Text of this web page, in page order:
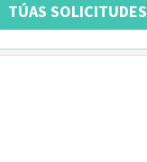
TÚAS SOLICITUDES